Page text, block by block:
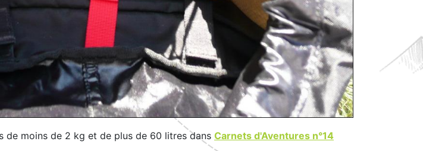
de moins de 2 kg et de plus de 60 litres dans Carnets d'Aventures n°14